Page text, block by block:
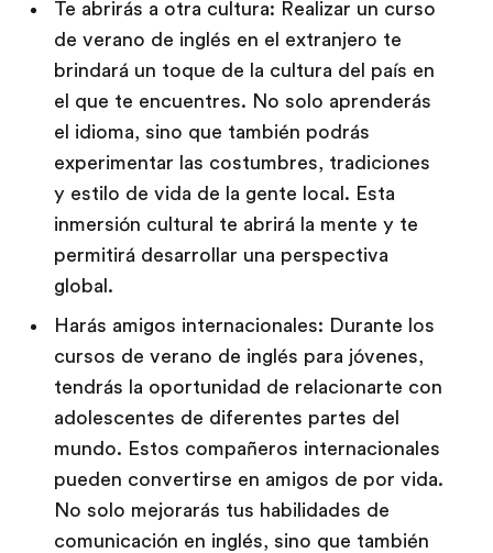
Te abrirás a otra cultura: Realizar un curso
de verano de inglés en el extranjero te
brindará un toque de la cultura del país en
el que te encuentres. No solo aprenderás
el idioma, sino que también podrás
experimentar las costumbres, tradiciones
y estilo de vida de la gente local. Esta
inmersión cultural te abrirá la mente y te
permitirá desarrollar una perspectiva
global.
Harás amigos internacionales: Durante los
cursos de verano de inglés para jóvenes,
tendrás la oportunidad de relacionarte con
adolescentes de diferentes partes del
mundo. Estos compañeros internacionales
pueden convertirse en amigos de por vida.
No solo mejorarás tus habilidades de
comunicación en inglés, sino que también